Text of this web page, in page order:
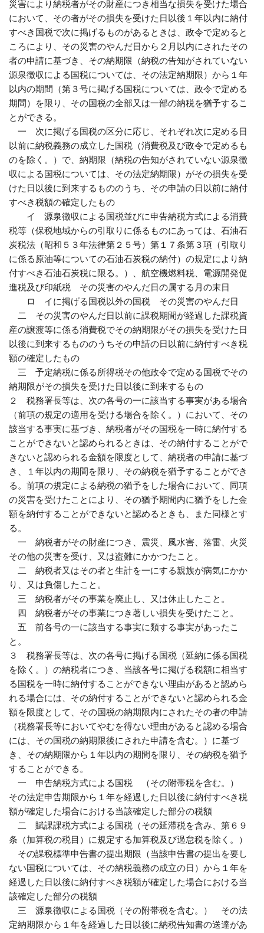
災害により納税者がその財産につき相当な損失を受けた場合
において、その者がその損失を受けた日以後１年以内に納付
すべき国税で次に掲げるものがあるときは、政令で定めると
ころにより、その災害のやんだ日から２月以内にされたその
者の申請に基づき、その納期限（納税の告知がされていない
源泉徴収による国税については、その法定納期限）から１年
以内の期間（第３号に掲げる国税については、政令で定める
期間）を限り、その国税の全部又は一部の納税を猶予するこ
とができる。
一 次に掲げる国税の区分に応じ、それぞれ次に定める日
以前に納税義務の成立した国税（消費税及び政令で定めるも
のを除く。）で、納期限（納税の告知がされていない源泉徴
収による国税については、その法定納期限）がその損失を受
けた日以後に到来するもののうち、その申請の日以前に納付
すべき税額の確定したもの
イ 源泉徴収による国税並びに申告納税方式による消費
税等（保税地域からの引取りに係るものにあっては、石油石
炭税法（昭和５３年法律第２５号）第１７条第３項（引取り
に係る原油等についての石油石炭税の納付）の規定により納
付すべき石油石炭税に限る。）、航空機燃料税、電源開発促
進税及び印紙税 その災害のやんだ日の属する月の末日
ロ イに掲げる国税以外の国税 その災害のやんだ日
二 その災害のやんだ日以前に課税期間が経過した課税資
産の譲渡等に係る消費税でその納期限がその損失を受けた日
以後に到来するもののうちその申請の日以前に納付すべき税
額の確定したもの
三 予定納税に係る所得税その他政令で定める国税でその
納期限がその損失を受けた日以後に到来するもの
２ 税務署長等は、次の各号の一に該当する事実がある場合
（前項の規定の適用を受ける場合を除く。）において、その
該当する事実に基づき、納税者がその国税を一時に納付する
ことができないと認められるときは、その納付することがで
きないと認められる金額を限度として、納税者の申請に基づ
き、１年以内の期間を限り、その納税を猶予することができ
る。前項の規定による納税の猶予をした場合において、同項
の災害を受けたことにより、その猶予期間内に猶予をした金
額を納付することができないと認めるときも、また同様とす
る。
一 納税者がその財産につき、震災、風水害、落雷、火災
その他の災害を受け、又は盗難にかかつたこと。
二 納税者又はその者と生計を一にする親族が病気にかか
り、又は負傷したこと。
三 納税者がその事業を廃止し、又は休止したこと。
四 納税者がその事業につき著しい損失を受けたこと。
五 前各号の一に該当する事実に類する事実があったこ
と。
３ 税務署長等は、次の各号に掲げる国税（延納に係る国税
を除く。）の納税者につき、当該各号に掲げる税額に相当す
る国税を一時に納付することができない理由があると認めら
れる場合には、その納付することができないと認められる金
額を限度として、その国税の納期限内にされたその者の申請
（税務署長等においてやむを得ない理由があると認める場合
には、その国税の納期限後にされた申請を含む。）に基づ
き、その納期限から１年以内の期間を限り、その納税を猶予
することができる。
一 申告納税方式による国税 （その附帯税を含む。）
その法定申告期限から１年を経過した日以後に納付すべき税
額が確定した場合における当該確定した部分の税額
二 賦課課税方式による国税（その延滞税を含み、第６９
条（加算税の税目）に規定する加算税及び過怠税を除く。）
その課税標準申告書の提出期限（当該申告書の提出を要し
ない国税については、その納税義務の成立の日）から１年を
経過した日以後に納付すべき税額が確定した場合における当
該確定した部分の税額
三 源泉徴収による国税（その附帯税を含む。） その法
定納期限から１年を経過した日以後に納税告知書の送達があ